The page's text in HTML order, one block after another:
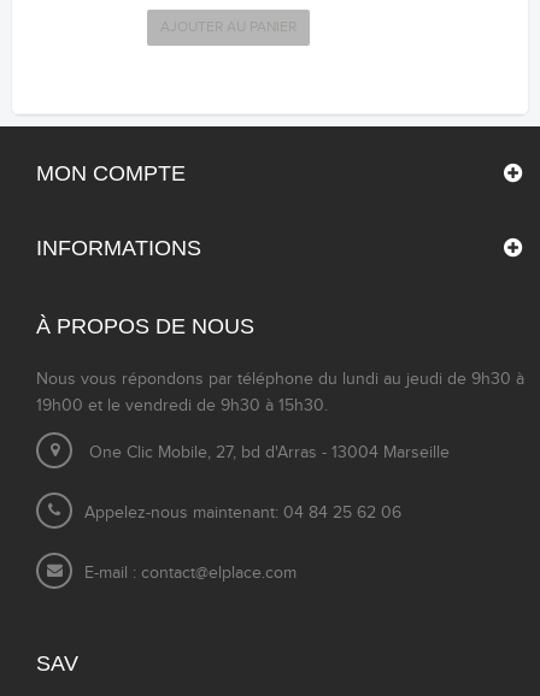
AJOUTER AU PANIER
MON COMPTE
INFORMATIONS
À PROPOS DE NOUS
Nous vous répondons par téléphone du lundi au jeudi de 9h30 à
19h00 et le vendredi de 9h30 à 15h30.
One Clic Mobile, 27, bd d'Arras - 13004 Marseille
Appelez-nous maintenant: 04 84 25 62 06
E-mail : contact@elplace.com
SAV